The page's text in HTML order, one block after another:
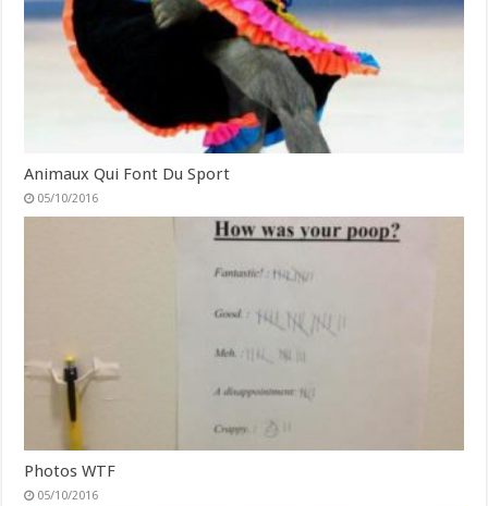
Animaux Qui Font Du Sport
05/10/2016
Photos WTF
05/10/2016